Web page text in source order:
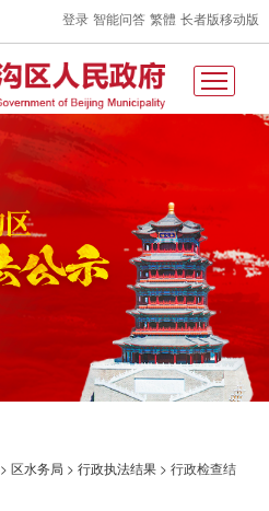
登录 智能问答 繁體 长者版移动版
>区水务局 >行政执法结果 >行政检查结